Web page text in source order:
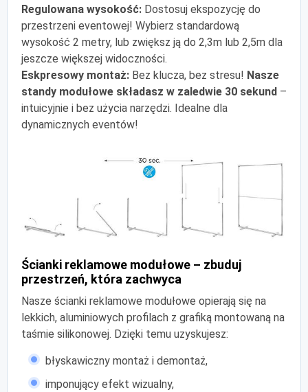
Regulowana wysokość: Dostosuj ekspozycję do
przestrzeni eventowej! Wybierz standardową
wysokość 2 metry, lub zwiększ ją do 2,3m lub 2,5m dla
jeszcze większej widoczności.
Eskpresowy montaż: Bez klucza, bez stresu! Nasze
standy modułowe składasz w zaledwie 30 sekund –
intuicyjnie i bez użycia narzędzi. Idealne dla
dynamicznych eventów!
Ścianki reklamowe modułowe – zbuduj
przestrzeń, która zachwyca
Nasze ścianki reklamowe modułowe opierają się na
lekkich, aluminiowych profilach z grafiką montowaną na
taśmie silikonowej. Dzięki temu uzyskujesz:
błyskawiczny montaż i demontaż,
imponujący efekt wizualny,